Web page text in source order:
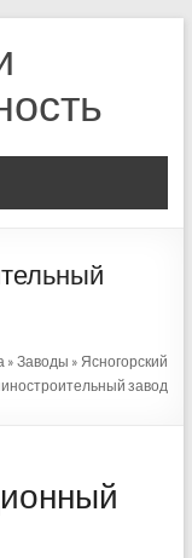
»Заводы »Ясногорский
завод